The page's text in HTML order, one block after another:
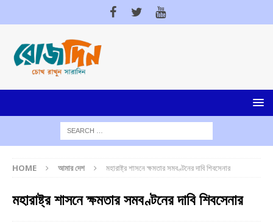
HOME আমার দেশ মহারাষ্ট্র শাসনে ক্ষমতার সমবণ্টনের দাবি শিবসেনার
মহারাষ্ট্র শাসনে ক্ষমতার সমবণ্টনের দাবি শিবসেনার